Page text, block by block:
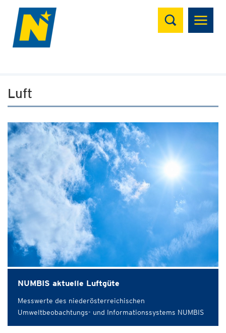
Suchen
Luft
NUMBIS aktuelle Luftgüte
Messwerte des niederösterreichischen
Umweltbeobachtungs- und Informationssystems NUMBIS